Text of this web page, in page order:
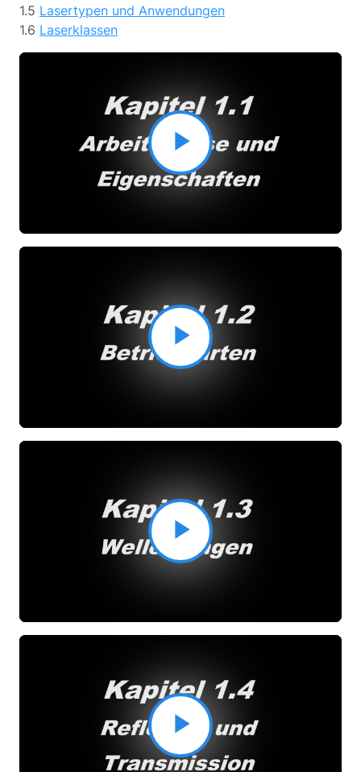
1.5 Lasertypen und Anwendungen
1.6 Laserklassen
Video
abspielen
Video
abspielen
Video
abspielen
Video